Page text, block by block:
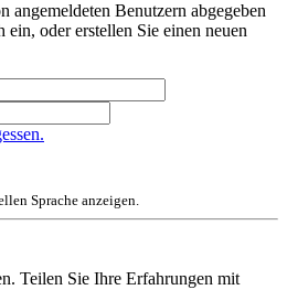
angemeldeten Benutzern abgegeben
oder erstellen Sie einen neuen
Sprache anzeigen.
Teilen Sie Ihre Erfahrungen mit